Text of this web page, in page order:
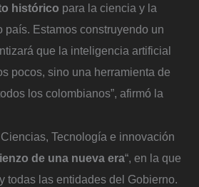
histórico para la ciencia y la
país. Estamos construyendo un
que la inteligencia artificial
pocos, sino una herramienta de
los colombianos”, afirmó la
Tecnología e innovación
de una nueva era“, en la que
todas las entidades del Gobierno.